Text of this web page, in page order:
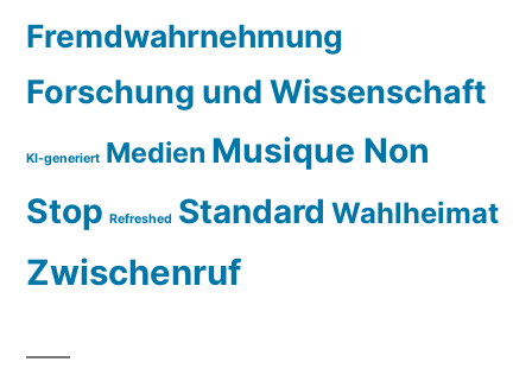
Fremdwahrnehmung
Forschung und Wissenschaft
KI-generiert Medien Musique Non
Stop Refreshed Standard Wahlheimat
Zwischenruf